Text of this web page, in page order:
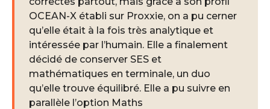
OCEAN-X établi sur Proxxie, on a pu cerner
qu’elle était à la fois très analytique et
intéressée par l’humain. Elle a finalement
décidé de conserver SES et
mathématiques en terminale, un duo
qu’elle trouve équilibré. Elle a pu suivre en
parallèle l’option Maths